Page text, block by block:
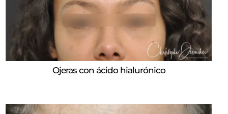
Ojeras con ácido hialurónico